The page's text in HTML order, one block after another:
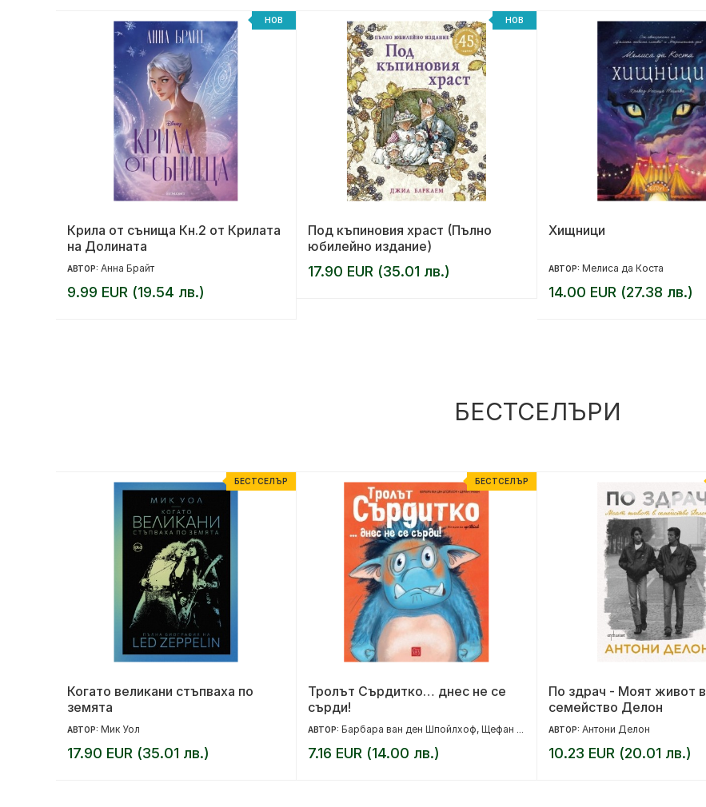
НОВ
Крила от сънища Кн.2 от Крилата
на Долината
АВТОР: Анна Брайт
9.99 EUR (19.54 лв.)
НОВ
Под къпиновия храст (Пълно
юбилейно издание)
17.90 EUR (35.01 лв.)
Хищници
АВТОР: Мелиса да Коста
14.00 EUR (27.38 лв.)
БЕСТСЕЛЪРИ
БЕСТСЕЛЪР
Когато великани стъпваха по
земята
АВТОР: Мик Уол
17.90 EUR (35.01 лв.)
БЕСТСЕЛЪР
Тролът Сърдитко… днес не се
сърди!
АВТОР: Барбара ван ден Шпойлхоф, Щефан Прикен
7.16 EUR (14.00 лв.)
По здрач - Моят живот в
семейство Делон
АВТОР: Антони Делон
10.23 EUR (20.01 лв.)